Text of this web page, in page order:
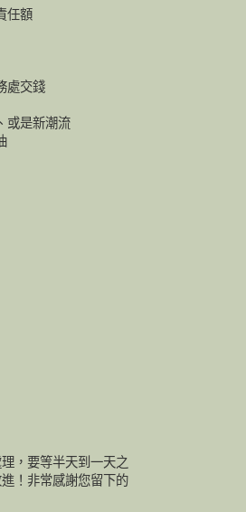
任額
處交錢
或是新潮流
，要等半天到一天之
！非常感謝您留下的